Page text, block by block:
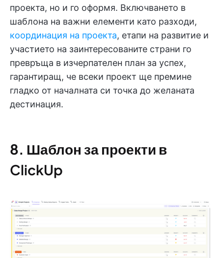
проекта, но и го оформя. Включването в
шаблона на важни елементи като разходи,
координация на проекта, етапи на развитие и
участието на заинтересованите страни го
превръща в изчерпателен план за успех,
гарантиращ, че всеки проект ще премине
гладко от началната си точка до желаната
дестинация.
8. Шаблон за проекти в
ClickUp